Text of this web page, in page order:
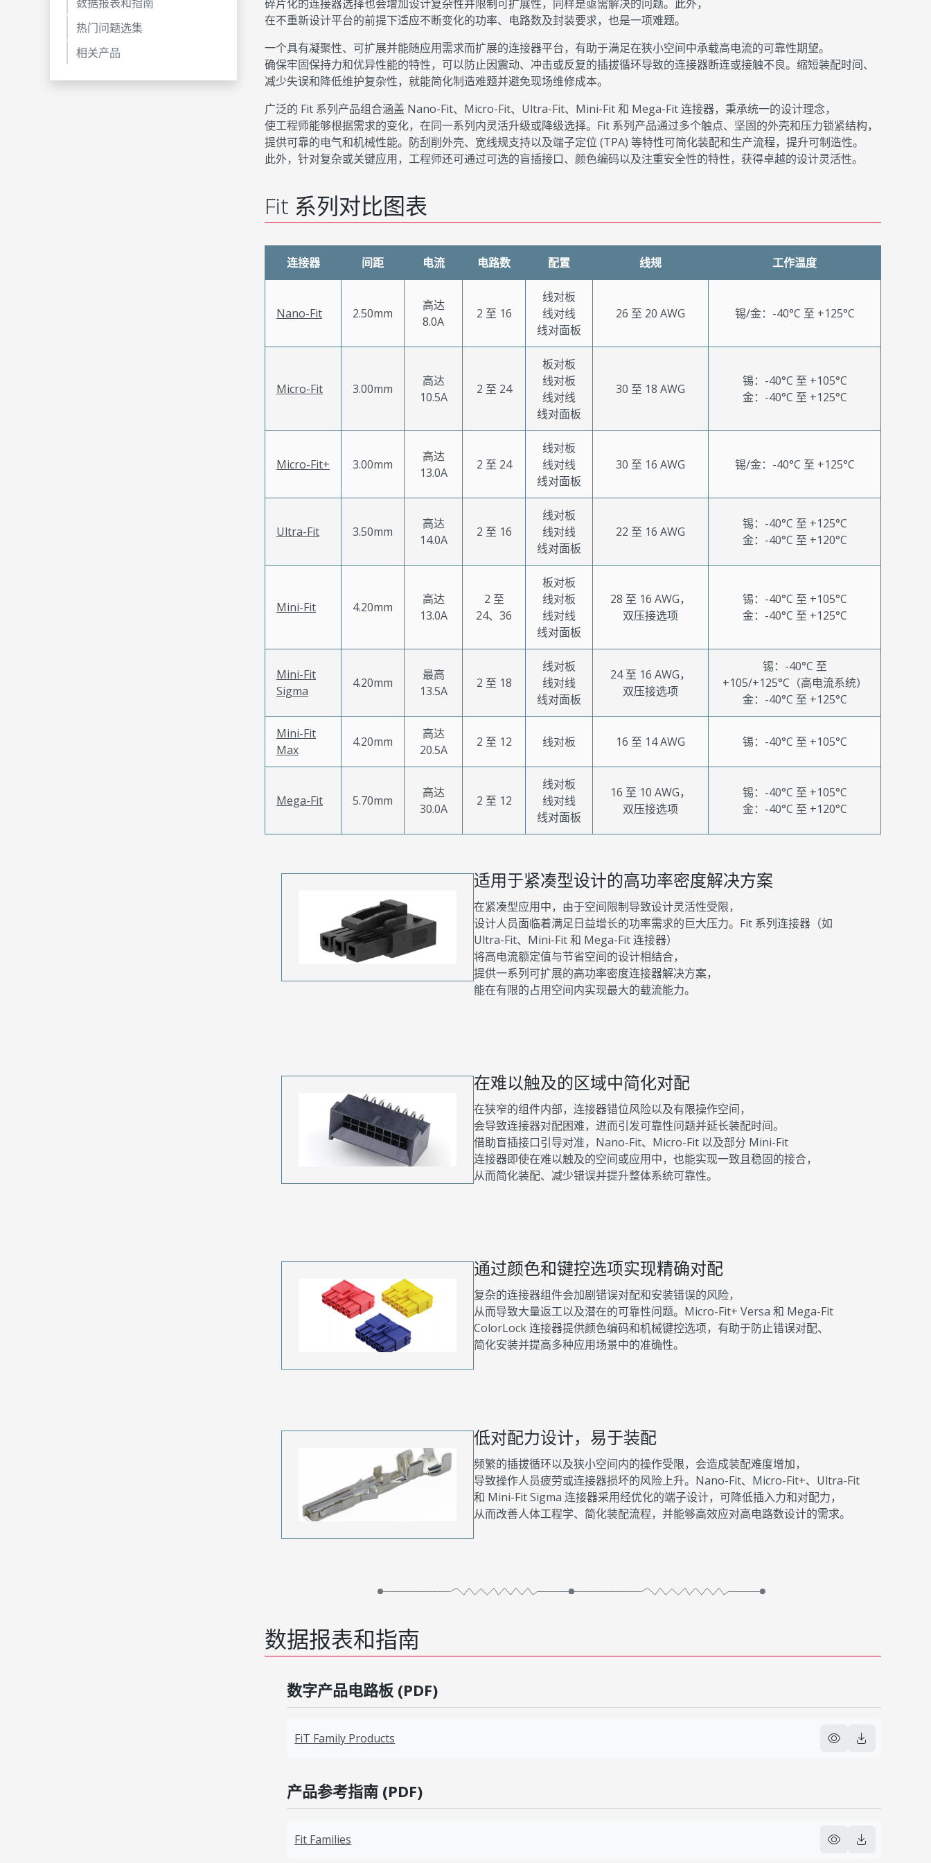
热门问题选集
相关产品
碎片化的连接器选择也会增加设计复杂性并限制可扩展性，同样是亟需解决的问题。此外，
在不重新设计平台的前提下适应不断变化的功率、电路数及封装要求，也是一项难题。
一个具有凝聚性、可扩展并能随应用需求而扩展的连接器平台，有助于满足在狭小空间中承载高电流的可靠性期望。
确保牢固保持力和优异性能的特性，可以防止因震动、冲击或反复的插拔循环导致的连接器断连或接触不良。缩短装配时间、
减少失误和降低维护复杂性，就能简化制造难题并避免现场维修成本。
广泛的 Fit 系列产品组合涵盖 Nano-Fit、Micro-Fit、Ultra-Fit、Mini-Fit 和 Mega-Fit 连接器，秉承统一的设计理念，
使工程师能够根据需求的变化，在同一系列内灵活升级或降级选择。Fit 系列产品通过多个触点、坚固的外壳和压力锁紧结构，
提供可靠的电气和机械性能。防刮削外壳、宽线规支持以及端子定位 (TPA) 等特性可简化装配和生产流程，提升可制造性。
此外，针对复杂或关键应用，工程师还可通过可选的盲插接口、颜色编码以及注重安全性的特性，获得卓越的设计灵活性。
Fit 系列对比图表
连接器 间距 电流 电路数 配置 线规 工作温度
Nano-Fit 2.50mm
高达
8.0A
2 至 16
线对板
线对线
线对面板
26 至 20 AWG 锡/金：-40°C 至 +125°C
Micro-Fit 3.00mm
高达
10.5A
2 至 24
板对板
线对板
线对线
线对面板
30 至 18 AWG
锡：-40°C 至 +105°C
金：-40°C 至 +125°C
Micro-Fit+ 3.00mm
高达
13.0A
2 至 24
线对板
线对线
线对面板
30 至 16 AWG 锡/金：-40°C 至 +125°C
Ultra-Fit 3.50mm
高达
14.0A
2 至 16
线对板
线对线
线对面板
22 至 16 AWG
锡：-40°C 至 +125°C
金：-40°C 至 +120°C
Mini-Fit 4.20mm
高达
13.0A
2 至
24、36
板对板
线对板
线对线
线对面板
28 至 16 AWG，
双压接选项
锡：-40°C 至 +105°C
金：-40°C 至 +125°C
Mini-Fit
Sigma
4.20mm
最高
13.5A
2 至 18
线对板
线对线
线对面板
24 至 16 AWG，
双压接选项
锡：-40°C 至
+105/+125°C（高电流系统）
金：-40°C 至 +125°C
Mini-Fit
Max
4.20mm
高达
20.5A
2 至 12 线对板 16 至 14 AWG 锡：-40°C 至 +105°C
Mega-Fit 5.70mm
高达
30.0A
2 至 12
线对板
线对线
线对面板
16 至 10 AWG，
双压接选项
锡：-40°C 至 +105°C
金：-40°C 至 +120°C
适用于紧凑型设计的高功率密度解决方案
在紧凑型应用中，由于空间限制导致设计灵活性受限，
设计人员面临着满足日益增长的功率需求的巨大压力。Fit 系列连接器（如
Ultra-Fit、Mini-Fit 和 Mega-Fit 连接器）
将高电流额定值与节省空间的设计相结合，
提供一系列可扩展的高功率密度连接器解决方案，
能在有限的占用空间内实现最大的载流能力。
在难以触及的区域中简化对配
在狭窄的组件内部，连接器错位风险以及有限操作空间，
会导致连接器对配困难，进而引发可靠性问题并延长装配时间。
借助盲插接口引导对准，Nano-Fit、Micro-Fit 以及部分 Mini-Fit
连接器即使在难以触及的空间或应用中，也能实现一致且稳固的接合，
从而简化装配、减少错误并提升整体系统可靠性。
通过颜色和键控选项实现精确对配
复杂的连接器组件会加剧错误对配和安装错误的风险，
从而导致大量返工以及潜在的可靠性问题。Micro-Fit+ Versa 和 Mega-Fit
ColorLock 连接器提供颜色编码和机械键控选项，有助于防止错误对配、
简化安装并提高多种应用场景中的准确性。
低对配力设计，易于装配
频繁的插拔循环以及狭小空间内的操作受限，会造成装配难度增加，
导致操作人员疲劳或连接器损坏的风险上升。Nano-Fit、Micro-Fit+、Ultra-Fit
和 Mini-Fit Sigma 连接器采用经优化的端子设计，可降低插入力和对配力，
从而改善人体工程学、简化装配流程，并能够高效应对高电路数设计的需求。
数据报表和指南
数字产品电路板 (PDF)
FiT Family Products
产品参考指南 (PDF)
Fit Families